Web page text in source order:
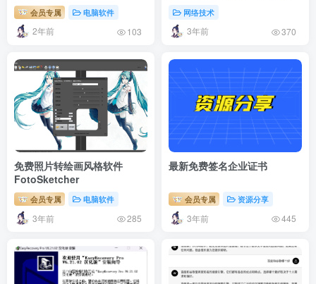
会员专属 电脑软件
2年前 103
网络技术
3年前 370
免费照片转绘画风格软件
FotoSketcher
会员专属 电脑软件
3年前 285
最新免费签名企业证书
会员专属 资源分享
3年前 445